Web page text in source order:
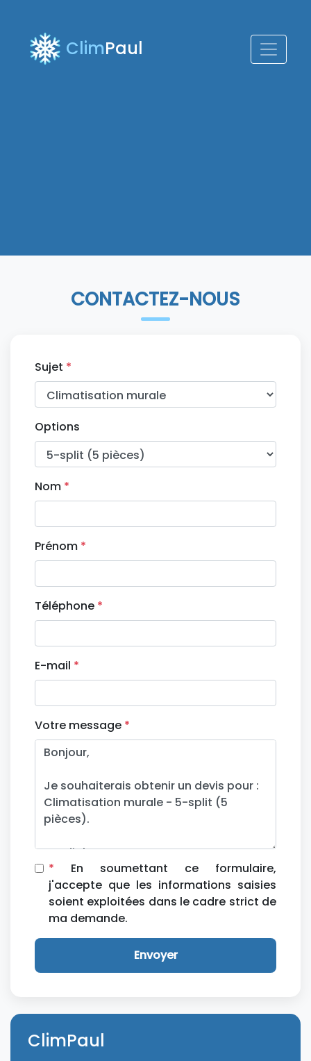
ClimPaul
CONTACTEZ-NOUS
Sujet *
Options
Nom *
Prénom *
Téléphone *
E-mail *
Votre message *
* En soumettant ce formulaire,
j'accepte que les informations saisies
soient exploitées dans le cadre strict de
ma demande.
Envoyer
ClimPaul